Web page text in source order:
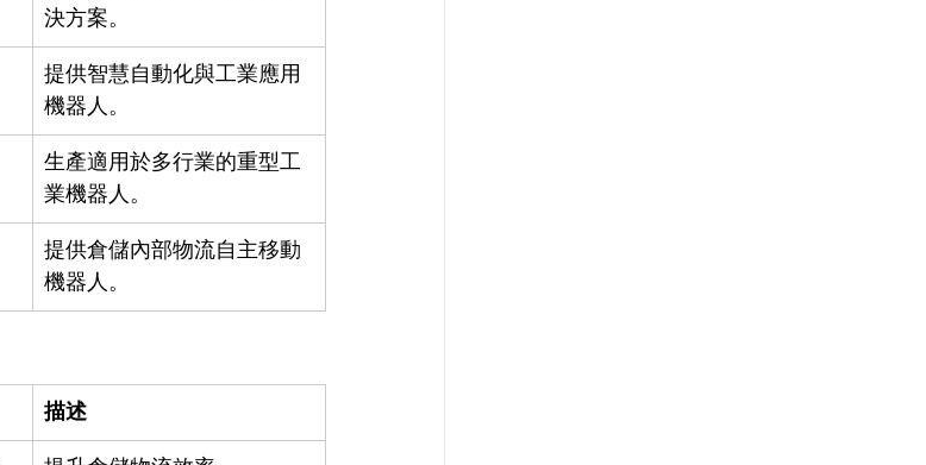
決方案。
提供智慧自動化與工業應用
機器人。
生產適用於多行業的重型工
業機器人。
提供倉儲內部物流自主移動
機器人。
描述